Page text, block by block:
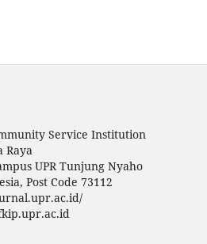
Service Institution
Raya
UPR Tunjung Nyaho
Post Code 73112